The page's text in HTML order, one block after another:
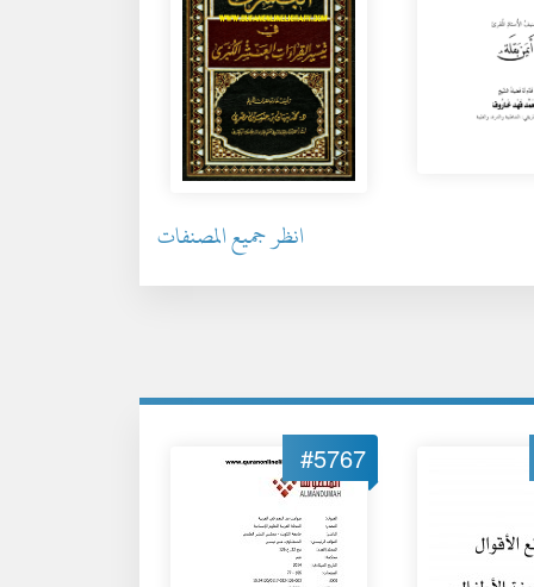
انظر جميع المصنفات
#5767